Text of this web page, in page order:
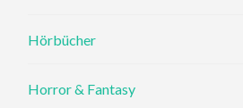
Hörbücher
Horror & Fantasy